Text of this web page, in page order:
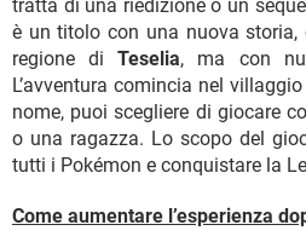
tratta di una riedizione o un
è un titolo con una nuova storia,
regione diTeselia, ma con
L’avventura comincia nel
nome, puoi scegliere di giocare
o una ragazza. Lo scopo del
tutti i Pokémon e conquistare la
Come aumentare l’esperienza